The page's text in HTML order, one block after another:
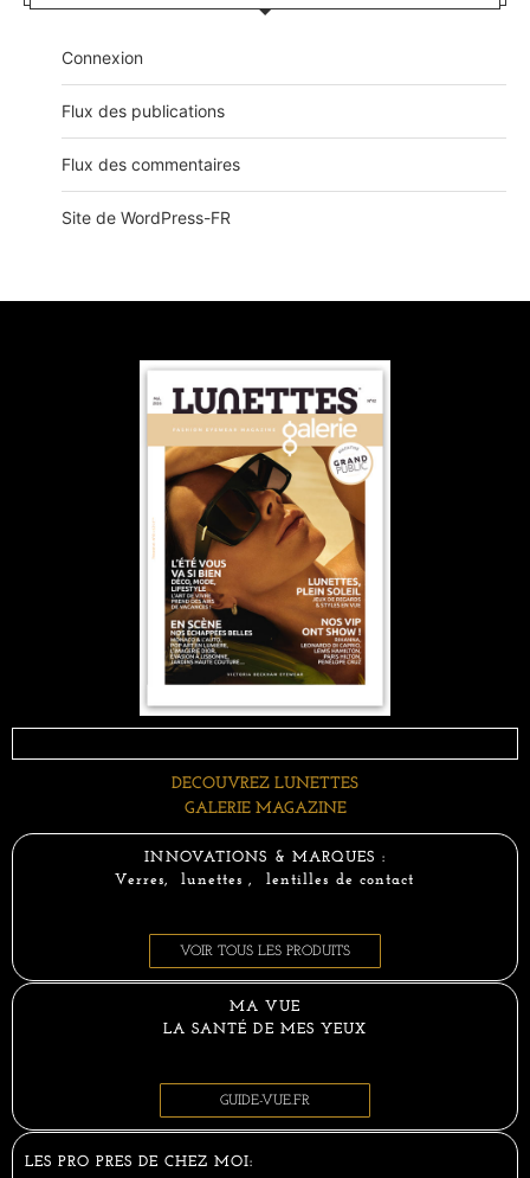
Connexion
Flux des publications
Flux des commentaires
Site de WordPress-FR
DECOUVREZ LUNETTES
GALERIE MAGAZINE
INNOVATIONS & MARQUES :
Verres, lunettes , lentilles de contact
VOIR TOUS LES PRODUITS
MA VUE
LA SANTÉ DE MES YEUX
GUIDE-VUE.FR
LES PRO PRES DE CHEZ MOI: